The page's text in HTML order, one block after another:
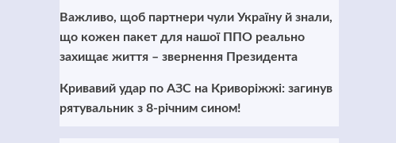
Важливо, щоб партнери чули Україну й знали,
що кожен пакет для нашої ППО реально
захищає життя – звернення Президента
Кривавий удар по АЗС на Криворіжжі: загинув
рятувальник з 8-річним сином!